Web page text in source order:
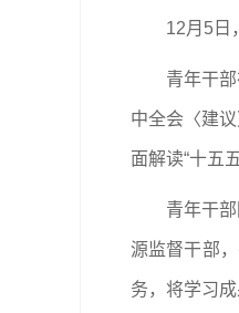
12月5日
青年干
中全会〈建
面解读“十五
青年干
源监督干部
务，将学习